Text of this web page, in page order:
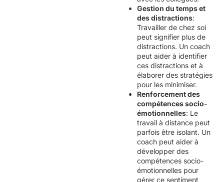
Gestion du temps et
des distractions:
Travailler de chez soi
peut signifier plus de
distractions. Un coach
peut aider à identifier
ces distractions et à
élaborer des stratégies
pour les minimiser.
Renforcement des
compétences socio-
émotionnelles: Le
travail à distance peut
parfois être isolant. Un
coach peut aider à
développer des
compétences socio-
émotionnelles pour
gérer ce sentiment